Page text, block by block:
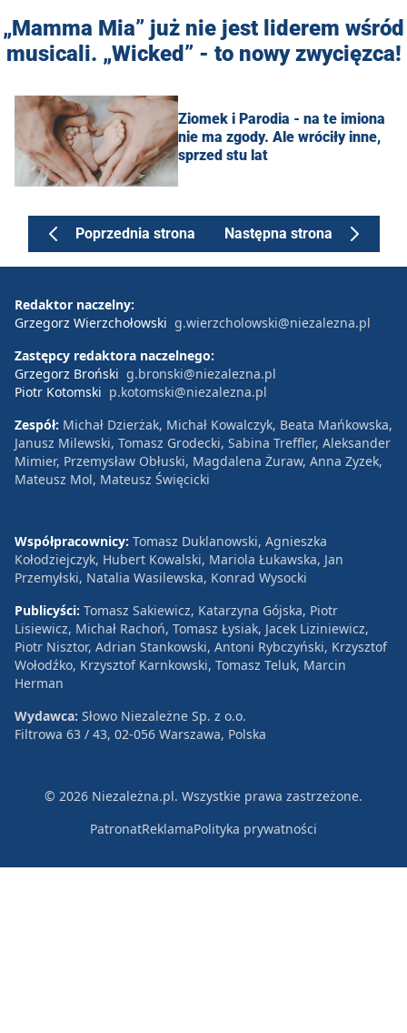
„Mamma Mia” już nie jest liderem wśród
musicali. „Wicked” - to nowy zwycięzca!
Ziomek i Parodia - na te imiona
nie ma zgody. Ale wróciły inne,
sprzed stu lat
Poprzednia strona Następna strona
Redaktor naczelny:
Grzegorz Wierzchołowski g.wierzcholowski@niezalezna.pl
Zastępcy redaktora naczelnego:
Grzegorz Broński g.bronski@niezalezna.pl
Piotr Kotomski p.kotomski@niezalezna.pl
Zespół: Michał Dzierżak, Michał Kowalczyk, Beata Mańkowska,
Janusz Milewski, Tomasz Grodecki, Sabina Treffler, Aleksander
Mimier, Przemysław Obłuski, Magdalena Żuraw, Anna Zyzek,
Mateusz Mol, Mateusz Święcicki
Współpracownicy: Tomasz Duklanowski, Agnieszka
Kołodziejczyk, Hubert Kowalski, Mariola Łukawska, Jan
Przemyłski, Natalia Wasilewska, Konrad Wysocki
Publicyści: Tomasz Sakiewicz, Katarzyna Gójska, Piotr
Lisiewicz, Michał Rachoń, Tomasz Łysiak, Jacek Liziniewicz,
Piotr Nisztor, Adrian Stankowski, Antoni Rybczyński, Krzysztof
Wołodźko, Krzysztof Karnkowski, Tomasz Teluk, Marcin
Herman
Wydawca: Słowo Niezależne Sp. z o.o.
Filtrowa 63 / 43, 02-056 Warszawa, Polska
© 2026 Niezależna.pl. Wszystkie prawa zastrzeżone.
PatronatReklamaPolityka prywatności